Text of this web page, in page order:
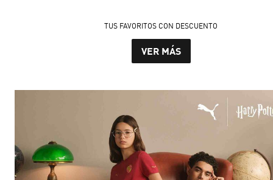
TUS FAVORITOS CON DESCUENTO
VER MÁS